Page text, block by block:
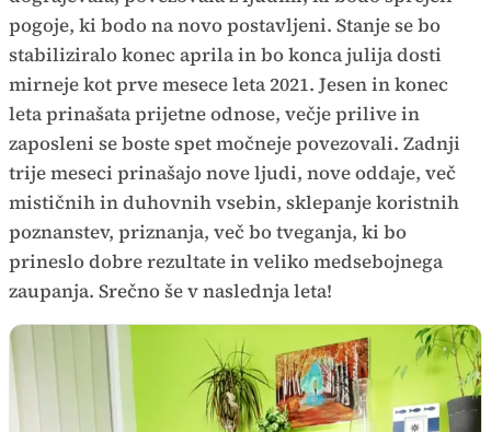
pogoje, ki bodo na novo postavljeni. Stanje se bo
stabiliziralo konec aprila in bo konca julija dosti
mirneje kot prve mesece leta 2021. Jesen in konec
leta prinašata prijetne odnose, večje prilive in
zaposleni se boste spet močneje povezovali. Zadnji
trije meseci prinašajo nove ljudi, nove oddaje, več
mističnih in duhovnih vsebin, sklepanje koristnih
poznanstev, priznanja, več bo tveganja, ki bo
prineslo dobre rezultate in veliko medsebojnega
zaupanja. Srečno še v naslednja leta!